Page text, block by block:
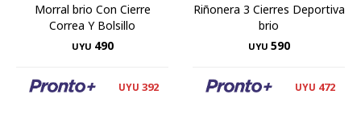
Morral brio Con Cierre
Correa Y Bolsillo
UYU 490
UYU 392
Riñonera 3 Cierres Deportiva
brio
UYU 590
UYU 472